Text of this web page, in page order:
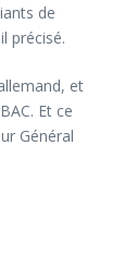
de
précisé.
et
Et ce
Général